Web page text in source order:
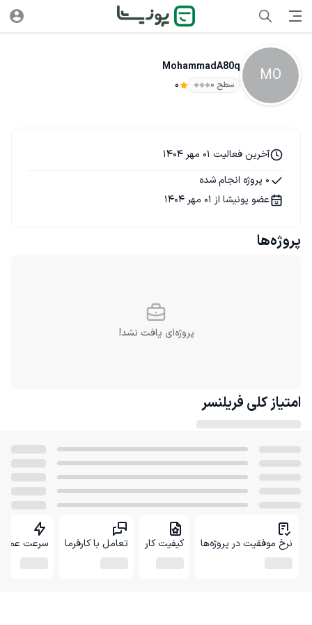
MO
MohammadA80q
سطح ۰ 0
آخرین فعالیت 01 مهر 1404
0 پروژه انجام شده
عضو پونیشا از 01 مهر 1404
پروژه‌ها
پروژه‌ای یافت نشد!
امتیاز کلی فریلنسر
نرخ موفقیت در پروژه‌ها کیفیت کار تعامل با کارفرما سرعت عمل